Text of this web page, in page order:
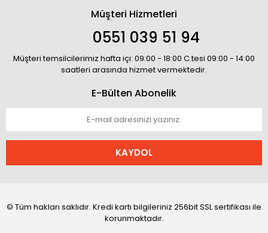
Müşteri Hizmetleri
0551 039 51 94
Müşteri temsilcilerimiz hafta içi: 09:00 - 18:00 C.tesi 09:00 - 14:00
saatleri arasında hizmet vermektedir.
E-Bülten Abonelik
KAYDOL
© Tüm hakları saklıdır. Kredi kartı bilgileriniz 256bit SSL sertifikası ile
korunmaktadır.